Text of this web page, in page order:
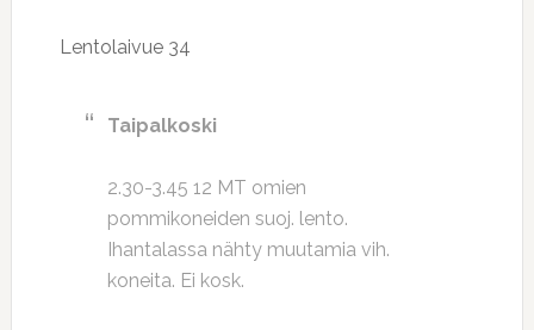
Lentolaivue 34
Taipalkoski
2.30-3.45 12 MT omien
pommikoneiden suoj. lento.
Ihantalassa nähty muutamia vih.
koneita. Ei kosk.